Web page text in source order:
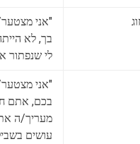
"אני
בך, לא
לי שנפתור
"אני
בכם, אתם
מעריך/ה
עושים